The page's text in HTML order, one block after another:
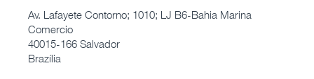
Av. Lafayete Contorno; 1010; LJ B6-Bahia Marina
Comercio
40015-166 Salvador
Brazília